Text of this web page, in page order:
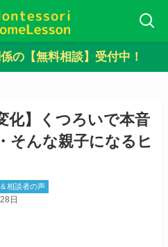
の【無料相談】受付中！
化】くつろいで本音
そんな親子になるヒ
相談者の声
日